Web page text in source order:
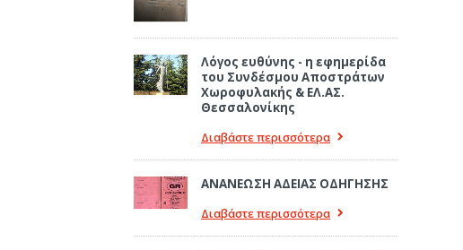
Λόγος ευθύνης - η εφημερίδα
του Συνδέσμου Αποστράτων
Χωροφυλακής & ΕΛ.ΑΣ.
Θεσσαλονίκης
Διαβάστε περισσότερα
ΑΝΑΝΕΩΣΗ ΑΔΕΙΑΣ ΟΔΗΓΗΣΗΣ
Διαβάστε περισσότερα